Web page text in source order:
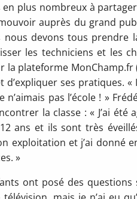
plus nombreux à
auprès du grand
nous devons tous prendre
les techniciens et les
la plateforme
d’expliquer ses pratiques.
n’aimais pas l’école ! »
la classe : « J’ai
ans et ils sont très
exploitation et j’ai donné
»
ont posé des